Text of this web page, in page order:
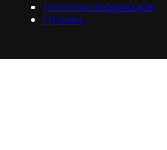
Полезная информация
Отзывы